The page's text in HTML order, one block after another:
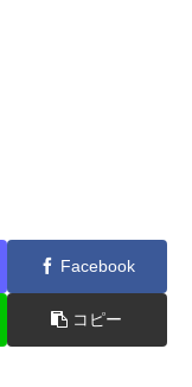
Facebook
コピー